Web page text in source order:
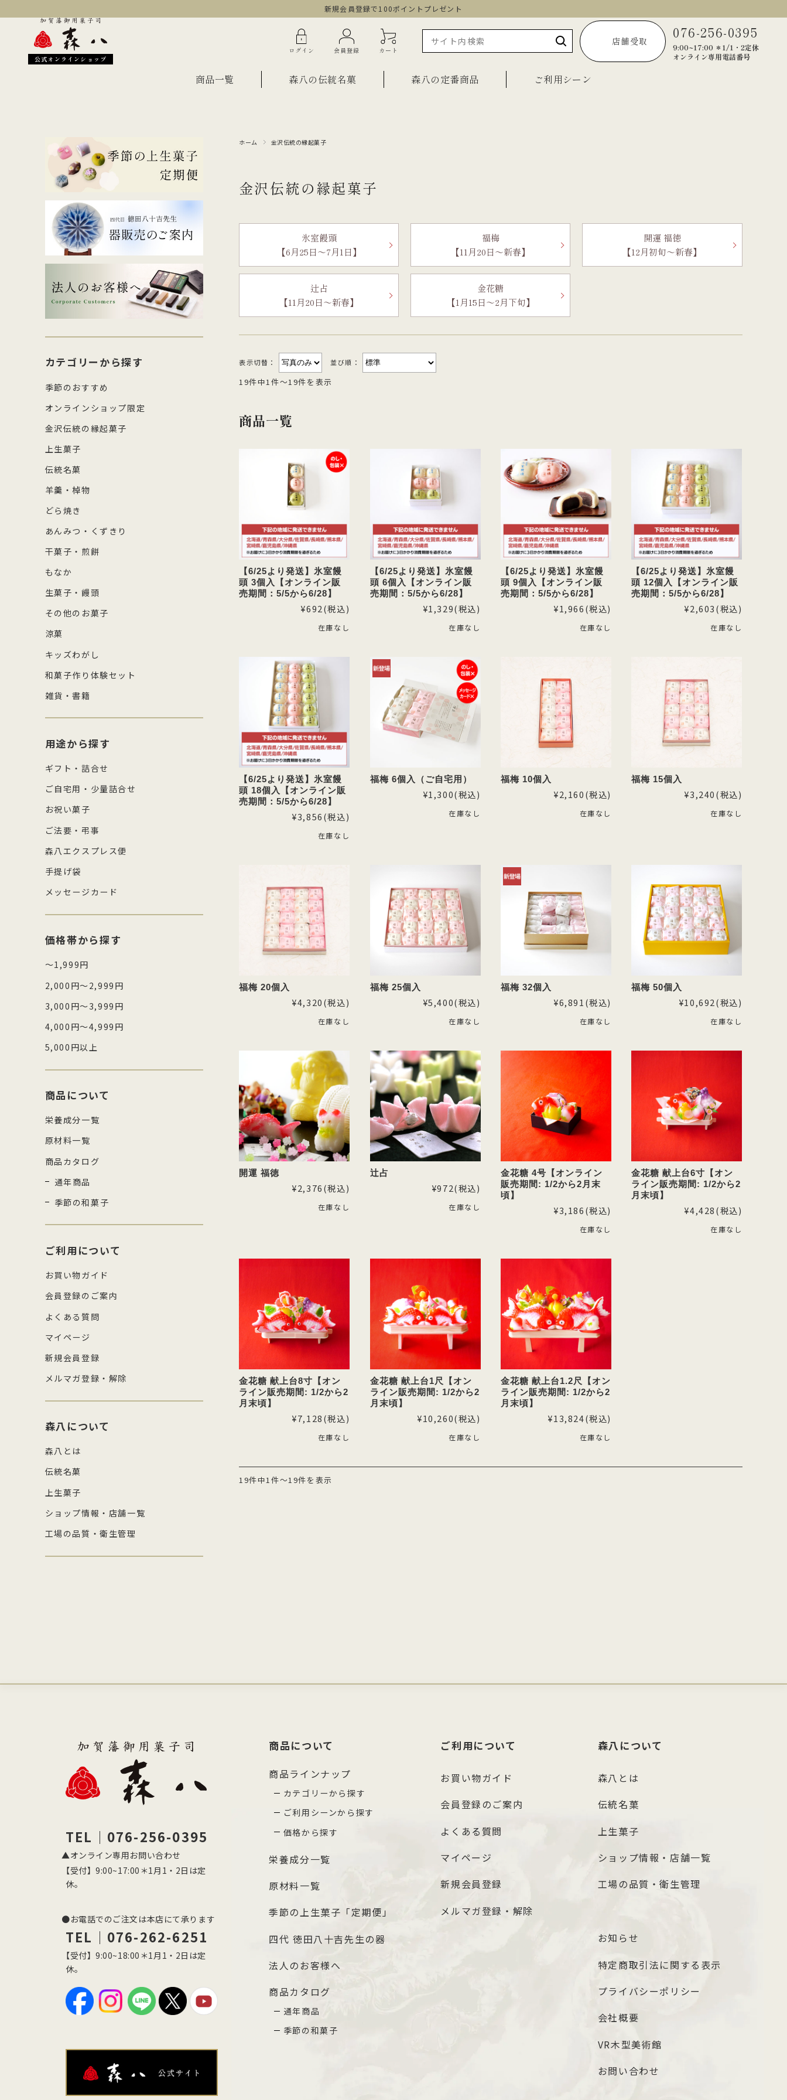
新規会員登録で100ポイントプレゼント
公式オンラインショップ
ログイン 会員登録 カート
店舗受取
076-256-0395
9:00~17:00 ＊1/1・2定休
オンライン専用電話番号
商品一覧
季節のおすすめ
金沢伝統の縁起菓子
伝統名菓
羊羹・棹物
どら焼き
あんみつ・くずきり
生菓子・饅頭
その他のお菓子
涼菓
和菓子作り体験セット
雑貨・書籍
森八エクスプレス便
メッセージカード
メディア掲載商品
森八の伝統名菓
長生殿
四百年間かわらぬ製法を守り続け日
本三名菓の随一と称えられておりま
す。
千歳
コクのあるこし餡を飴炊きのコシの
強い求肥で包み上げ、紅白の和三盆
糖を贅沢にまぶした森八の代表名
菓。
黒羊羹「玄」
純度の高い氷砂糖と極上の糸寒天を
使用し、さっぱりとした上品な甘さ
が特徴です。４種類のサイズ展開を
ご用意。
黒羊羹「匠」
森八の昔ながらの黒羊羹。玄と比較
して、米飴を贅沢に使用しており、
森八の定番商品
蛇玉もなか
森八の商標「蛇玉」を形にした、香
ばしい加賀のもなか種としっとりと
したこし餡が魅力
もち皮どら焼き 宝達
しっとりとしたもち皮に良質な国内
産小豆のつぶあんを包み込んだ人気
の森八定番菓子
小型羊羹「粋」
お召上がりやすい形に仕上げた小型
羊羹「粋」は加賀金沢の天然の伏流
水と厳選素材を使用
宝達葛くずきり
400年の歴史を誇る「宝達葛」を用
いた、つるりとした爽やかなのどご
ご利用シーン
ギフト・詰合せ ご自宅用・少量セット お祝い菓子 ご法要・弔事
ホーム 金沢伝統の縁起菓子
金沢伝統の縁起菓子
氷室饅頭
【6月25日～7月1日】
福梅
【11月20日～新春】
開運 福徳
【12月初旬～新春】
辻占
【11月20日～新春】
金花糖
【1月15日～2月下旬】
表示切替： 並び順：
19件中1件～19件を表示
商品一覧
【6/25より発送】氷室饅
頭 3個入【オンライン販
売期間：5/5から6/28】
¥692(税込)
在庫なし
【6/25より発送】氷室饅
頭 6個入【オンライン販
売期間：5/5から6/28】
¥1,329(税込)
在庫なし
【6/25より発送】氷室饅
頭 9個入【オンライン販
売期間：5/5から6/28】
¥1,966(税込)
在庫なし
【6/25より発送】氷室饅
頭 12個入【オンライン販
売期間：5/5から6/28】
¥2,603(税込)
在庫なし
【6/25より発送】氷室饅
頭 18個入【オンライン販
売期間：5/5から6/28】
¥3,856(税込)
在庫なし
福梅 6個入（ご自宅用）
¥1,300(税込)
在庫なし
福梅 10個入
¥2,160(税込)
在庫なし
福梅 15個入
¥3,240(税込)
在庫なし
福梅 20個入
¥4,320(税込)
在庫なし
福梅 25個入
¥5,400(税込)
在庫なし
福梅 32個入
¥6,891 (税込)
在庫なし
福梅 50個入
¥10,692(税込)
在庫なし
開運 福徳
¥2,376(税込)
在庫なし
辻占
¥972(税込)
在庫なし
金花糖 4号【オンライン
販売期間: 1/2から2月末
頃】
¥3,186(税込)
在庫なし
金花糖 献上台6寸【オン
ライン販売期間: 1/2から2
月末頃】
¥4,428(税込)
在庫なし
金花糖 献上台8寸【オン
ライン販売期間: 1/2から2
月末頃】
¥7,128(税込)
在庫なし
金花糖 献上台1尺【オン
ライン販売期間: 1/2から2
月末頃】
¥10,260(税込)
在庫なし
金花糖 献上台1.2尺【オン
ライン販売期間: 1/2から2
月末頃】
¥13,824(税込)
在庫なし
19件中1件～19件を表示
カテゴリーから探す
季節のおすすめ
オンラインショップ限定
金沢伝統の縁起菓子
上生菓子
伝統名菓
羊羹・棹物
どら焼き
あんみつ・くずきり
干菓子・煎餅
もなか
生菓子・饅頭
その他のお菓子
涼菓
キッズわがし
和菓子作り体験セット
雑貨・書籍
用途から探す
ギフト・詰合せ
ご自宅用・少量詰合せ
お祝い菓子
ご法要・弔事
森八エクスプレス便
手提げ袋
メッセージカード
価格帯から探す
～1,999円
2,000円～2,999円
3,000円～3,999円
4,000円～4,999円
5,000円以上
商品について
栄養成分一覧
原材料一覧
商品カタログ
通年商品
季節の和菓子
ご利用について
お買い物ガイド
会員登録のご案内
よくある質問
マイページ
新規会員登録
メルマガ登録・解除
森八について
森八とは
伝統名菓
上生菓子
ショップ情報・店舗一覧
工場の品質・衛生管理
TEL｜076-256-0395
▲オンライン専用お問い合わせ
【受付】9:00~17:00＊1月1・2日は定
休。
●お電話でのご注文は本店にて承ります
TEL｜076-262-6251
【受付】9:00~18:00＊1月1・2日は定
休。
商品について
商品ラインナップ
カテゴリーから探す
ご利用シーンから探す
価格から探す
栄養成分一覧
原材料一覧
季節の上生菓子「定期便」
四代 徳田八十吉先生の器
法人のお客様へ
商品カタログ
通年商品
季節の和菓子
ご利用について
お買い物ガイド
会員登録のご案内
よくある質問
マイページ
新規会員登録
メルマガ登録・解除
森八について
森八とは
伝統名菓
上生菓子
ショップ情報・店舗一覧
工場の品質・衛生管理
お知らせ
特定商取引法に関する表示
プライバシーポリシー
会社概要
VR木型美術館
お問い合わせ